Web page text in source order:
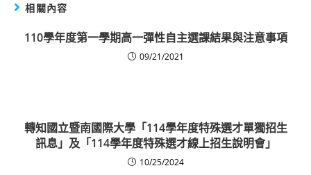
相關內容
110學年度第一學期高一彈性自主選課結果與注意事項
09/21/2021
轉知國立暨南國際大學「114學年度特殊選才單獨招生
訊息」及「114學年度特殊選才線上招生說明會」
10/25/2024